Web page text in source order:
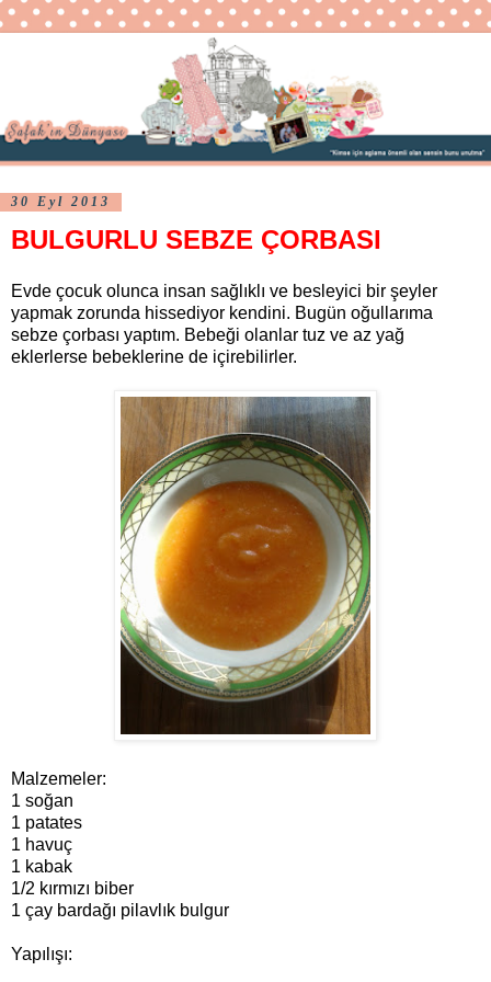
30 Eyl 2013
BULGURLU SEBZE ÇORBASI
Evde çocuk olunca insan sağlıklı ve besleyici bir şeyler
yapmak zorunda hissediyor kendini. Bugün oğullarıma
sebze çorbası yaptım. Bebeği olanlar tuz ve az yağ
eklerlerse bebeklerine de içirebilirler.
Malzemeler:
1 soğan
1 patates
1 havuç
1 kabak
1/2 kırmızı biber
1 çay bardağı pilavlık bulgur
Yapılışı: